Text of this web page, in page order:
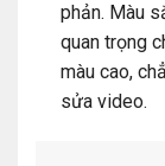
phản. Màu
quan trọng
màu cao,
sửa video.